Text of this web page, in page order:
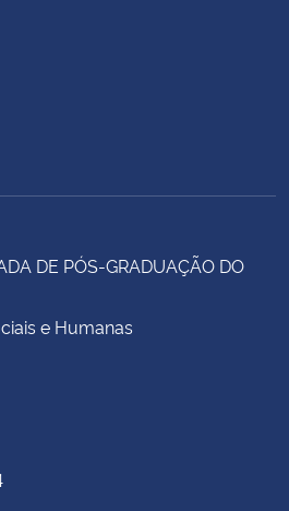
DE PÓS-GRADUAÇÃO DO
e Humanas